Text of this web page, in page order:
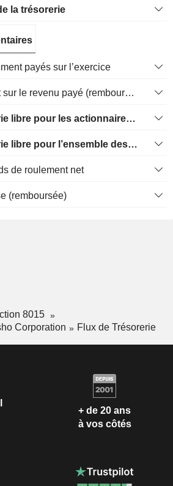
la trésorerie
payés sur l’exercice
Trésorerie Impôt sur le revenu payé (remboursement)Impôt effectivement payé (remboursé) sur l’exercice
Flux de trésorerie libre pour les actionnaires FCFE
Flux de trésorerie libre pour l’ensemble des pourvoyeurs de fonds (créanciers et actionnaires) FCFF
de roulement net
(remboursée)
8015
Corporation
Flux de Trésorerie
+ de 20 ans
à vos côtés